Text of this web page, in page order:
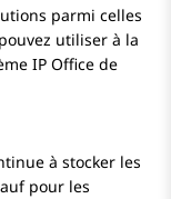
parmi celles
utiliser à la
IP Office de
à stocker les
pour les